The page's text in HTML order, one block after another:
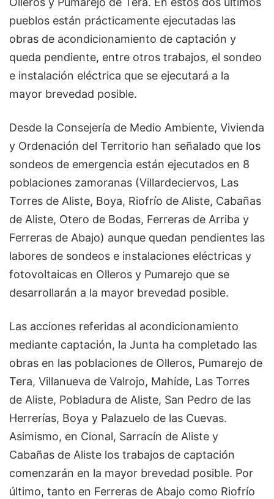
pueblos están prácticamente ejecutadas las
obras de acondicionamiento de captación y
queda pendiente, entre otros trabajos, el sondeo
e instalación eléctrica que se ejecutará a la
mayor brevedad posible.
Desde la Consejería de Medio Ambiente, Vivienda
y Ordenación del Territorio han señalado que los
sondeos de emergencia están ejecutados en 8
poblaciones zamoranas (Villardeciervos, Las
Torres de Aliste, Boya, Riofrío de Aliste, Cabañas
de Aliste, Otero de Bodas, Ferreras de Arriba y
Ferreras de Abajo) aunque quedan pendientes las
labores de sondeos e instalaciones eléctricas y
fotovoltaicas en Olleros y Pumarejo que se
desarrollarán a la mayor brevedad posible.
Las acciones referidas al acondicionamiento
mediante captación, la Junta ha completado las
obras en las poblaciones de Olleros, Pumarejo de
Tera, Villanueva de Valrojo, Mahíde, Las Torres
de Aliste, Pobladura de Aliste, San Pedro de las
Herrerías, Boya y Palazuelo de las Cuevas.
Asimismo, en Cional, Sarracín de Aliste y
Cabañas de Aliste los trabajos de captación
comenzarán en la mayor brevedad posible. Por
último, tanto en Ferreras de Abajo como Riofrío